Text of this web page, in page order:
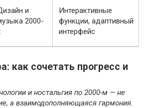
и
2000-
Интерактивные
функции, адаптивный
интерфейс
как сочетать прогресс и
и ностальгия по 2000-м — не
а взаимодополняющаяся гармония.